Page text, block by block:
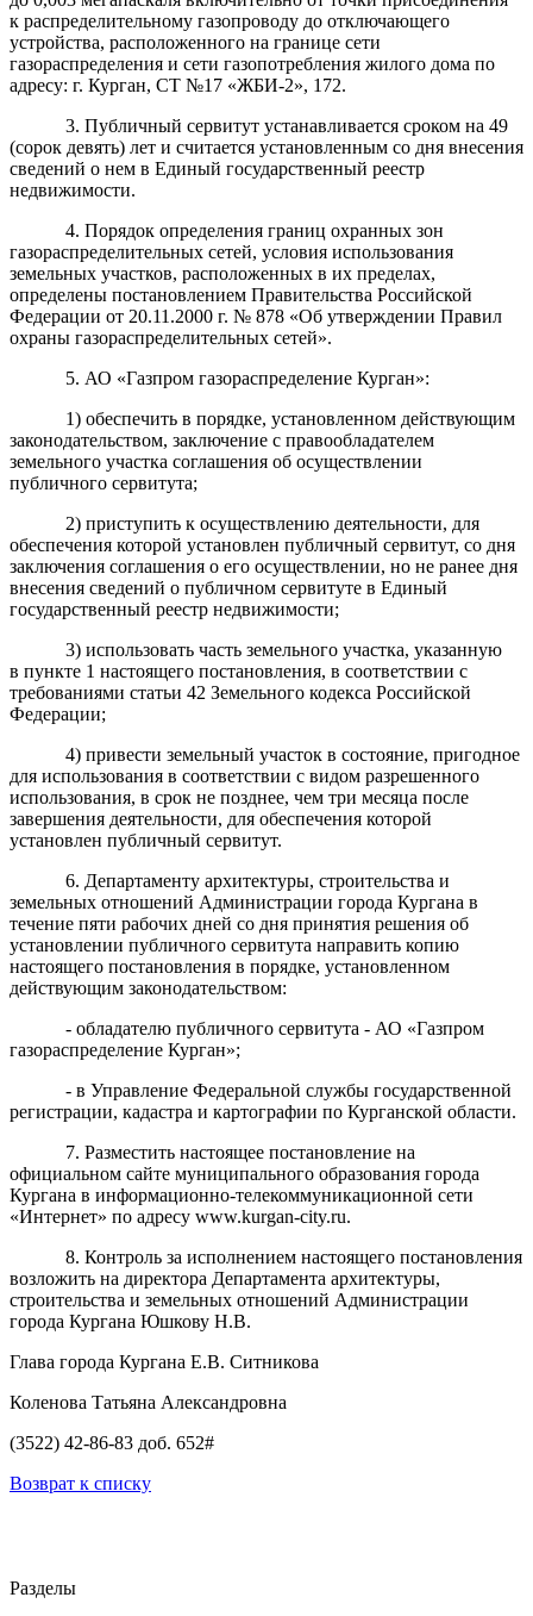
к распределительному газопроводу до отключающего
устройства, расположенного на границе сети
газораспределения и сети газопотребления жилого дома по
адресу: г. Курган, СТ №17 «ЖБИ-2», 172.
3. Публичный сервитут устанавливается сроком на 49
(сорок девять) лет и считается установленным со дня внесения
сведений о нем в Единый государственный реестр
недвижимости.
4. Порядок определения границ охранных зон
газораспределительных сетей, условия использования
земельных участков, расположенных в их пределах,
определены постановлением Правительства Российской
Федерации от 20.11.2000 г. № 878 «Об утверждении Правил
охраны газораспределительных сетей».
5. АО «Газпром газораспределение Курган»:
1) обеспечить в порядке, установленном действующим
законодательством, заключение с правообладателем
земельного участка соглашения об осуществлении
публичного сервитута;
2) приступить к осуществлению деятельности, для
обеспечения которой установлен публичный сервитут, со дня
заключения соглашения о его осуществлении, но не ранее дня
внесения сведений о публичном сервитуте в Единый
государственный реестр недвижимости;
3) использовать часть земельного участка, указанную
в пункте 1 настоящего постановления, в соответствии с
требованиями статьи 42 Земельного кодекса Российской
Федерации;
4) привести земельный участок в состояние, пригодное
для использования в соответствии с видом разрешенного
использования, в срок не позднее, чем три месяца после
завершения деятельности, для обеспечения которой
установлен публичный сервитут.
6. Департаменту архитектуры, строительства и
земельных отношений Администрации города Кургана в
течение пяти рабочих дней со дня принятия решения об
установлении публичного сервитута направить копию
настоящего постановления в порядке, установленном
действующим законодательством:
- обладателю публичного сервитута - АО «Газпром
газораспределение Курган»;
- в Управление Федеральной службы государственной
регистрации, кадастра и картографии по Курганской области.
7. Разместить настоящее постановление на
официальном сайте муниципального образования города
Кургана в информационно-телекоммуникационной сети
«Интернет» по адресу www.kurgan-city.ru.
8. Контроль за исполнением настоящего постановления
возложить на директора Департамента архитектуры,
строительства и земельных отношений Администрации
города Кургана Юшкову Н.В.
Глава города Кургана Е.В. Ситникова
Коленова Татьяна Александровна
(3522) 42-86-83 доб. 652#
Возврат к списку
Разделы